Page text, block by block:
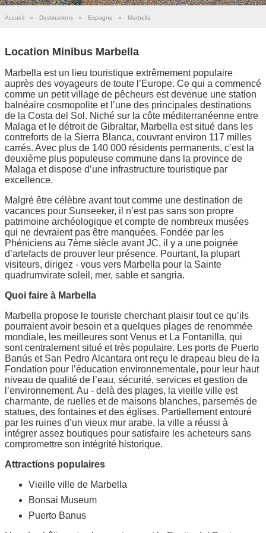
Accueil » Destinations » Espagne » Marbella
Location Minibus Marbella
Marbella est un lieu touristique extrêmement populaire
auprès des voyageurs de toute l’Europe. Ce qui a commencé
comme un petit village de pêcheurs est devenue une station
balnéaire cosmopolite et l’une des principales destinations
de la Costa del Sol. Niché sur la côte méditerranéenne entre
Malaga et le détroit de Gibraltar, Marbella est situé dans les
contreforts de la Sierra Blanca, couvrant environ 117 milles
carrés. Avec plus de 140 000 résidents permanents, c’est la
deuxième plus populeuse commune dans la province de
Malaga et dispose d’une infrastructure touristique par
excellence.
Malgré être célèbre avant tout comme une destination de
vacances pour Sunseeker, il n’est pas sans son propre
patrimoine archéologique et compte de nombreux musées
qui ne devraient pas être manquées. Fondée par les
Phéniciens au 7ème siècle avant JC, il y a une poignée
d’artefacts de prouver leur présence. Pourtant, la plupart
visiteurs, dirigez - vous vers Marbella pour la Sainte
quadrumvirate soleil, mer, sable et sangria.
Quoi faire à Marbella
Marbella propose le touriste cherchant plaisir tout ce qu’ils
pourraient avoir besoin et a quelques plages de renommée
mondiale, les meilleures sont Venus et La Fontanilla, qui
sont centralement situé et très populaire. Les ports de Puerto
Banús et San Pedro Alcantara ont reçu le drapeau bleu de la
Fondation pour l’éducation environnementale, pour leur haut
niveau de qualité de l’eau, sécurité, services et gestion de
l’environnement. Au - delà des plages, la vieille ville est
charmante, de ruelles et de maisons blanches, parsemés de
statues, des fontaines et des églises. Partiellement entouré
par les ruines d’un vieux mur arabe, la ville a réussi à
intégrer assez boutiques pour satisfaire les acheteurs sans
compromettre son intégrité historique.
Attractions populaires
Vieille ville de Marbella
Bonsai Museum
Puerto Banus